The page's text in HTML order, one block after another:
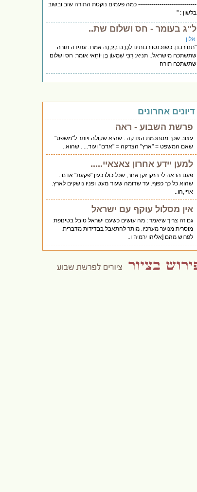
------------------------------ כמה פעמים נוקטת התורה שוב ובשוב
בלשון : "
ל"ג בעומר - חס ושלום שת..
אלון
"תנו רבנן: כשנכנסו רבותינו לַכֶּרֶם בְּיַבְנֶה אמרו: עתידה תורה
שתשתכח מישראל.. תניא: רַבִּי שִׁמְעוֹן בֶּן יוֹחַאי אומר: חס ושלום
שתשתכח תורה
דיונים אחרונים
פרשת השבוע - ראה
עצוב שכך מסתכמת הצדקה : שהיא שקולה ויותר ל"משפט"
שאם המשפט = "ארץ" הצדקה = "אדם" ועוד... . שהוא..
למען יידע אחרון צאצאיי.....
פעם הראה לי הזקן זקן אחר, שכל כולו כעין "פקעת" אדם .
שהוא כל כך כפוף. עד שדומה שעוד מעט ופניו נושקים לארץ.
אזיי,הו..
אין מסלול עוקף עם ישראל
גם זה צריך שיאמר : מה עושים כשעם ישראל טובל בטינופת
מוסרית מנוער מערכיו. מותר להתאבל בבדידות מדברית.
לפרוש מהם [אליהו ירמיה ו..